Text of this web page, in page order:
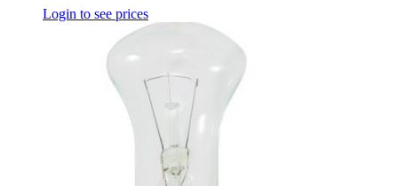
Login to see prices